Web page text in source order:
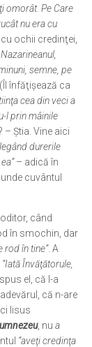
omorât. Pe Care
nu era cu
ochii credinţei,
semne, pe
(Îl înfăţişează ca
cea din veci a
l prin mâinile
– Ştia. Vine aici
durerile
– adică în
cuvântul
când
în smochin, dar
rod în tine”. A
“Iată Învăţătorule,
el, că l-a
că n-are
Iisus
, nu a
“aveţi credinţa